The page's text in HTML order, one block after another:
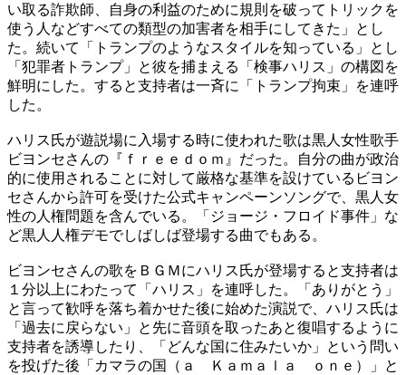
い取る詐欺師、自身の利益のために規則を破ってトリックを
使う人などすべての類型の加害者を相手にしてきた」とし
た。続いて「トランプのようなスタイルを知っている」とし
「犯罪者トランプ」と彼を捕まえる「検事ハリス」の構図を
鮮明にした。すると支持者は一斉に「トランプ拘束」を連呼
した。
ハリス氏が遊説場に入場する時に使われた歌は黒人女性歌手
ビヨンセさんの『ｆｒｅｅｄｏｍ』だった。自分の曲が政治
的に使用されることに対して厳格な基準を設けているビヨン
セさんから許可を受けた公式キャンペーンソングで、黒人女
性の人権問題を含んでいる。「ジョージ・フロイド事件」な
ど黒人人権デモでしばしば登場する曲でもある。
ビヨンセさんの歌をＢＧＭにハリス氏が登場すると支持者は
１分以上にわたって「ハリス」を連呼した。「ありがとう」
と言って歓呼を落ち着かせた後に始めた演説で、ハリス氏は
「過去に戻らない」と先に音頭を取ったあと復唱するように
支持者を誘導したり、「どんな国に住みたいか」という問い
を投げた後「カマラの国（ａ Ｋａｍａｌａ ｏｎｅ）」と